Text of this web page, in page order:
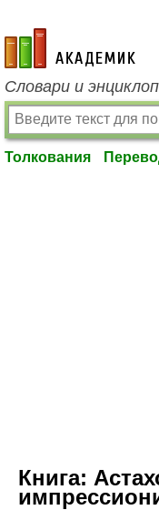
academic.ru
Словари и
Толкования
Книга: